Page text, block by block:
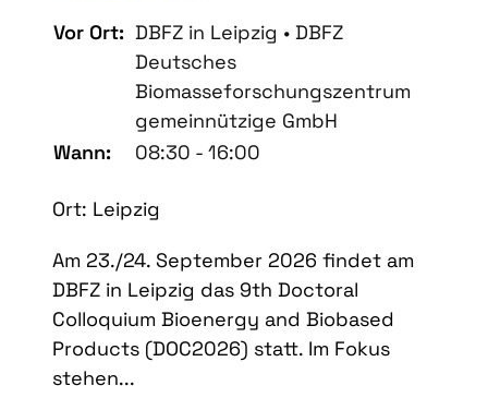
Vor Ort: DBFZ in Leipzig • DBFZ
Deutsches
Biomasseforschungszentrum
gemeinnützige GmbH
Wann:
08:30 - 16:00
Ort: Leipzig
Am 23./24. September 2026 findet am
DBFZ in Leipzig das 9th Doctoral
Colloquium Bioenergy and Biobased
Products (DOC2026) statt. Im Fokus
stehen...